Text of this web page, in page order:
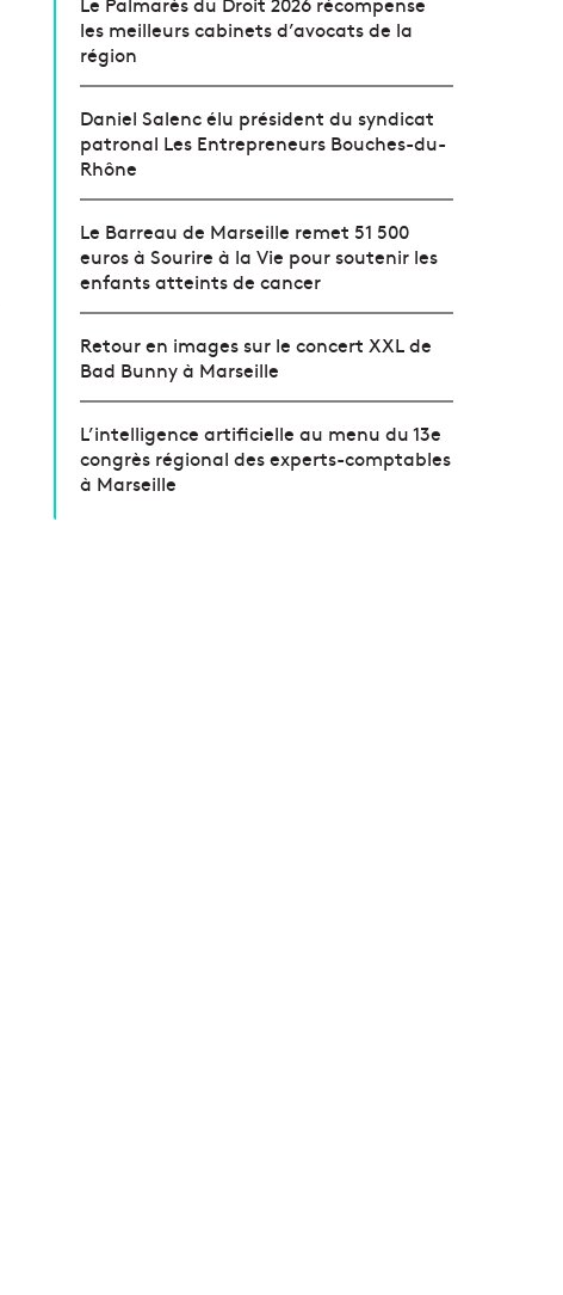
les meilleurs cabinets d’avocats de la
région
Daniel Salenc élu président du syndicat
patronal Les Entrepreneurs Bouches-du-
Rhône
Le Barreau de Marseille remet 51 500
euros à Sourire à la Vie pour soutenir les
enfants atteints de cancer
Retour en images sur le concert XXL de
Bad Bunny à Marseille
L’intelligence artificielle au menu du 13e
congrès régional des experts-comptables
à Marseille